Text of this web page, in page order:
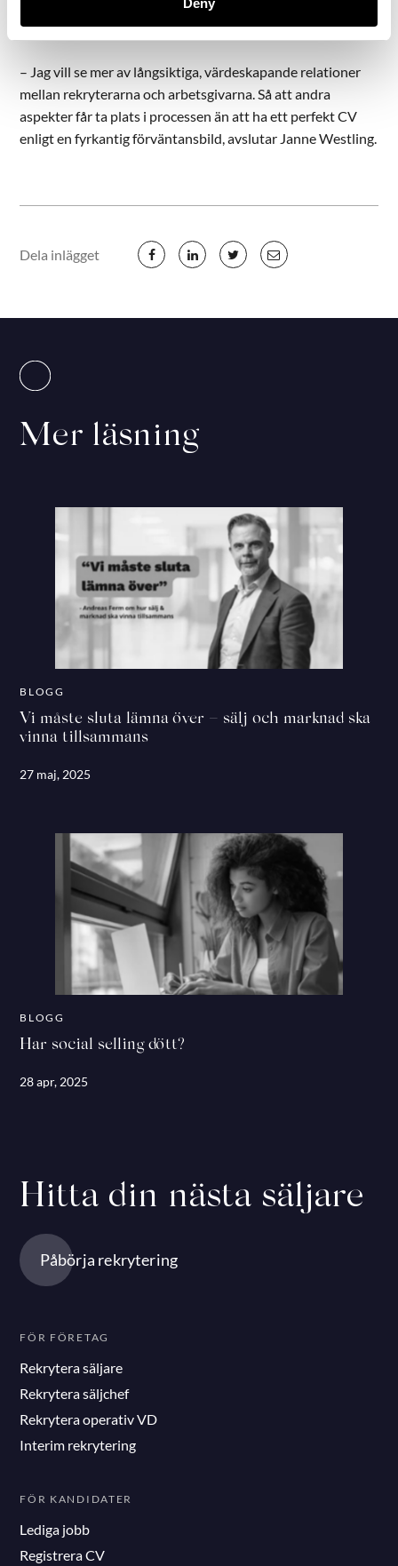
Deny
Janne Westling efterlyser något liknande.
– Jag vill se mer av långsiktiga, värdeskapande relationer
mellan rekryterarna och arbetsgivarna. Så att andra
aspekter får ta plats i processen än att ha ett perfekt CV
enligt en fyrkantig förväntansbild, avslutar Janne Westling.
Dela inlägget
Mer läsning
BLOGG
Vi måste sluta lämna över – sälj och marknad ska
vinna tillsammans
27 maj, 2025
BLOGG
Har social selling dött?
28 apr, 2025
Hitta din nästa säljare
Påbörja rekrytering
FÖR FÖRETAG
Rekrytera säljare
Rekrytera säljchef
Rekrytera operativ VD
Interim rekrytering
FÖR KANDIDATER
Lediga jobb
Registrera CV